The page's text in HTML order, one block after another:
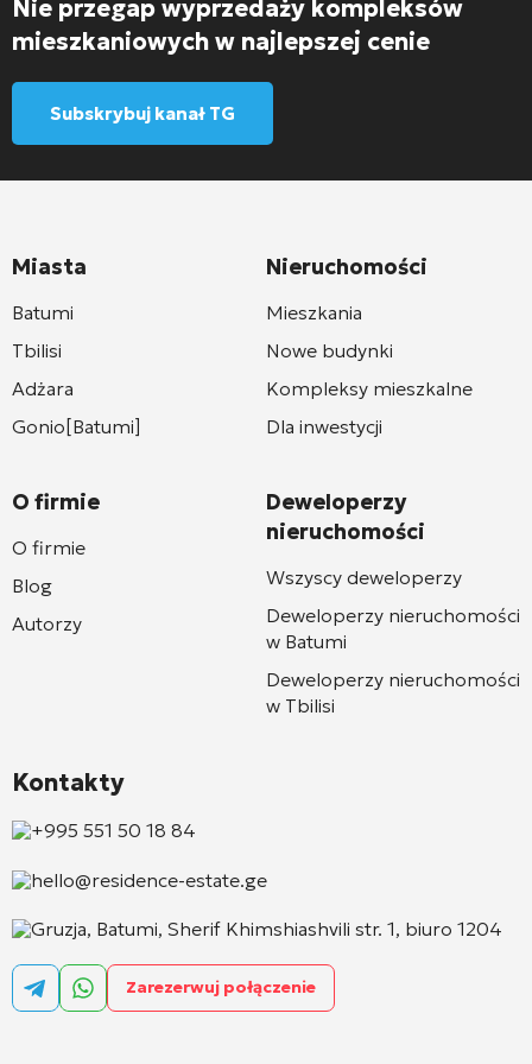
Nie przegap wyprzedaży kompleksów
mieszkaniowych w najlepszej cenie
Subskrybuj kanał TG
Miasta
Batumi
Tbilisi
Adżara
Gonio[Batumi]
O firmie
O firmie
Blog
Autorzy
Nieruchomości
Mieszkania
Nowe budynki
Kompleksy mieszkalne
Dla inwestycji
Deweloperzy
nieruchomości
Wszyscy deweloperzy
Deweloperzy nieruchomości
w Batumi
Deweloperzy nieruchomości
w Tbilisi
Kontakty
+995 551 50 18 84
hello@residence-estate.ge
Gruzja, Batumi, Sherif Khimshiashvili str. 1, biuro 1204
Zarezerwuj połączenie